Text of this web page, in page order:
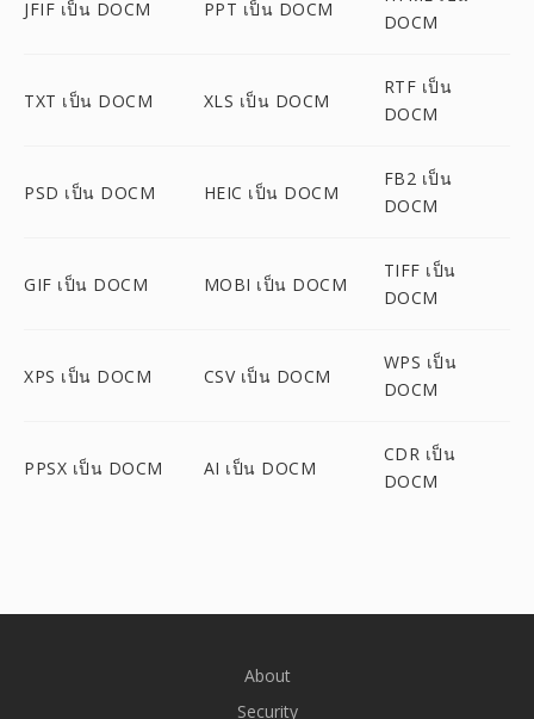
JFIF เป็น DOCM PPT เป็น DOCM
DOCM
TXT เป็น DOCM XLS เป็น DOCM
RTF เป็น
DOCM
PSD เป็น DOCM HEIC เป็น DOCM
FB2 เป็น
DOCM
GIF เป็น DOCM MOBI เป็น DOCM
TIFF เป็น
DOCM
XPS เป็น DOCM CSV เป็น DOCM
WPS เป็น
DOCM
PPSX เป็น DOCM AI เป็น DOCM
CDR เป็น
DOCM
About
Security